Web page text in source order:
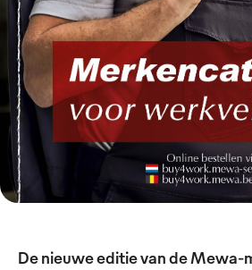
De nieuwe editie van de Mewa-